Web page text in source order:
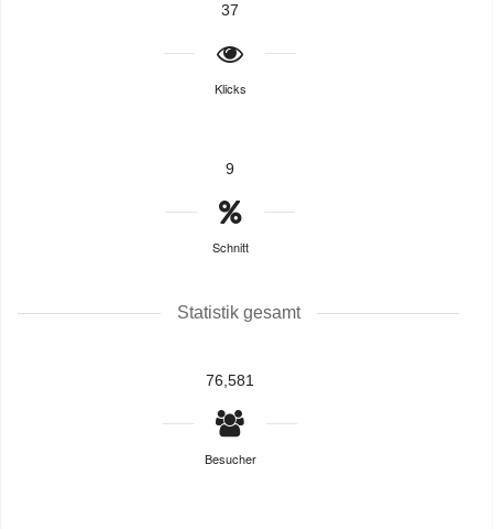
37
Klicks
9
Schnitt
Statistik gesamt
76,581
Besucher